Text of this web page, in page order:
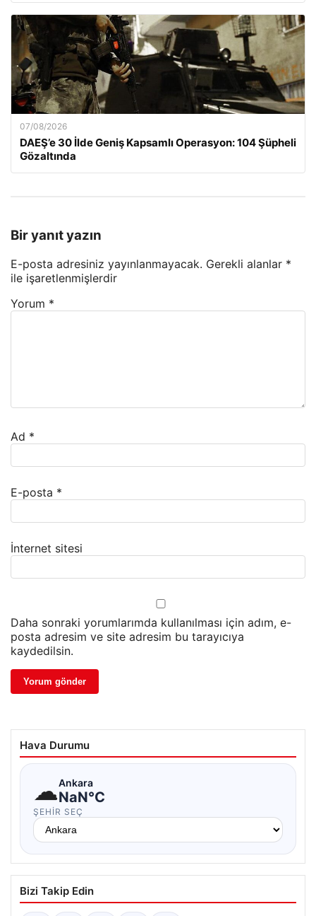
07/08/2026
DAEŞ’e 30 İlde Geniş Kapsamlı Operasyon: 104 Şüpheli
Gözaltında
Bir yanıt yazın
E-posta adresiniz yayınlanmayacak. Gerekli alanlar *
ile işaretlenmişlerdir
Yorum *
Ad *
E-posta *
İnternet sitesi
Daha sonraki yorumlarımda kullanılması için adım, e-
posta adresim ve site adresim bu tarayıcıya
kaydedilsin.
Hava Durumu
☁Ankara
NaN°C
ŞEHIR SEÇ
Bizi Takip Edin